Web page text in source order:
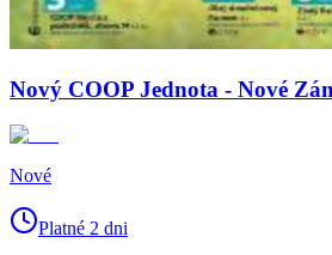
Nový COOP Jednota - Nové
Nové
Platné 2 dni